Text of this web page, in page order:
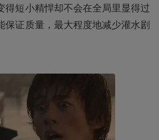
得短小精悍却不会在全局里显得过
保证质量，最大程度地减少灌水剧